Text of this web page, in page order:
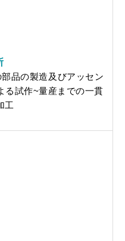
品の製造及びアッセン
る試作~量産までの一貫
工